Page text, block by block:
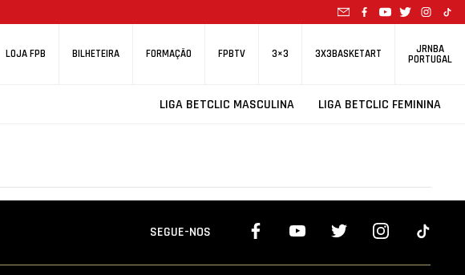
LOJA FPB BILHETEIRA FORMAÇÃO FPBTV 3×3 3X3BASKETART JRNBA
PORTUGAL
LIGA BETCLIC MASCULINA LIGA BETCLIC FEMININA
SEGUE-NOS